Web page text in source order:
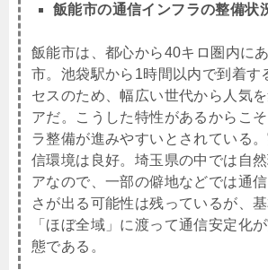
飯能市の通信インフラの整備状
飯能市は、都心から40キロ圏内に
市。池袋駅から1時間以内で到着す
セスのため、幅広い世代から人気
アだ。こうした特性があるからこ
ラ整備が進みやすいとされている
信環境は良好。埼玉県の中では自
アなので、一部の僻地などでは通
さが出る可能性は残っているが、
「ほぼ全域」に渡って通信安定化
態である。